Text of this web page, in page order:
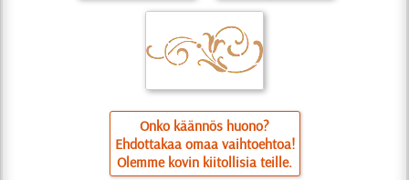
Onko käännös huono?
Ehdottakaa omaa vaihtoehtoa!
Olemme kovin kiitollisia teille.